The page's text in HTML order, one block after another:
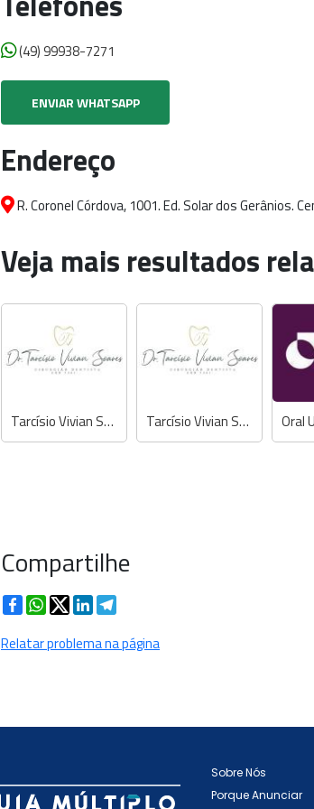
(49) 99938-7271
ENVIAR WHATSAPP
Endereço
R. Coronel Córdova, 1001. Ed. Solar dos Gerânios.
Veja mais resultados
Tarcísio Vivian Soares - Dentista Tarcísio Vivian Soares - Dentista Oral
Compartilhe
FacebookWhatsApp
TwitterLinkedIn
Relatar problema na página
Sobre Nós
Porque Anunciar